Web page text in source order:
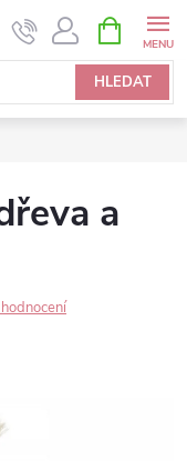
HLEDAT
NÁKUPNÍ
KOŠÍK
a